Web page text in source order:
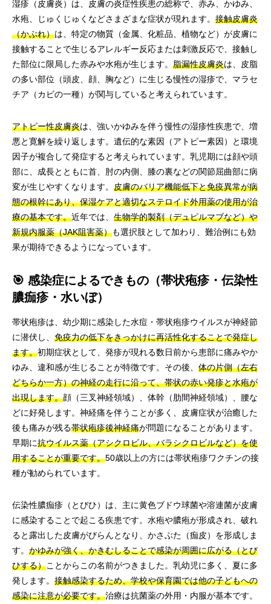
湿疹（皮膚炎）は、皮膚の炎症性疾患の総称で、赤み、かゆみ、
水疱、じゅくじゅくなどさまざまな症状が現れます。 接触皮膚炎
（かぶれ）は、特定の物質（金属、化粧品、植物など）が皮膚に
接触することで生じるアレルギー反応または刺激反応で、接触し
た部位に限局した赤みや水疱が生じます。 脂漏性皮膚炎は、皮脂
の多い部位（頭皮、顔、胸など）に生じる慢性の湿疹で、マラセ
チア（カビの一種）が関与していると考えられています。
アトピー性皮膚炎は、強いかゆみを伴う慢性の湿疹性疾患で、増
悪と寛解を繰り返します。遺伝的な素因（アトピー素因）と環境
因子が複合して発症すると考えられています。乳児期には顔や頭
部に、成長とともに首、肘の内側、膝の裏などの関節屈曲部に病
変が生じやすくなります。 皮膚のバリア機能低下と免疫異常が病
態の根幹にあり、保湿ケアと適切なステロイド外用薬の使用が治
療の基本です。近年では、 生物学的製剤（デュピルマブなど）や
新規内服薬（JAK阻害薬）も選択肢として加わり、難治例にも効
果が期待できるようになっています。
🎯 感染症によるできもの（帯状疱疹・伝染性
膿痂疹・水いぼ）
帯状疱疹は、幼少期に感染した水痘・帯状疱疹ウイルスが神経節
に潜伏し、 免疫力の低下をきっかけに再活性化することで発症し
ます。初期症状として、発疹が現れる数日前から患部に痛みやか
ゆみ、違和感が生じることが特徴です。その後、 体の片側（左右
どちらか一方）の神経の走行に沿って、帯状の赤い発疹と水疱が
出現します。顔（三叉神経領域）、体幹（肋間神経領域）、腰な
どに好発します。神経痛を伴うことが多く、皮膚症状が治癒した
後も痛みが残る帯状疱疹後神経痛が問題になることがあります。
早期に抗ウイルス薬（アシクロビル、バラシクロビルなど）を使
用することが重要です。50歳以上の方には帯状疱疹ワクチンの接
種が勧められています。
伝染性膿痂疹（とびひ）は、主に黄色ブドウ球菌や溶連菌が皮膚
に感染することで起こる疾患です。水疱や膿疱が形成され、破れ
ると露出した皮膚がびらんとなり、かさぶた（痂皮）を形成しま
す。 かゆみが強く、かきむしることで感染が周囲に広がる（とび
ひする）ことからこの名前がつきました。乳幼児に多く、夏に多
発します。 接触感染するため、学校や保育園では他の子どもへの
感染に注意が必要です。治療は抗菌薬の外用・内服が基本です。